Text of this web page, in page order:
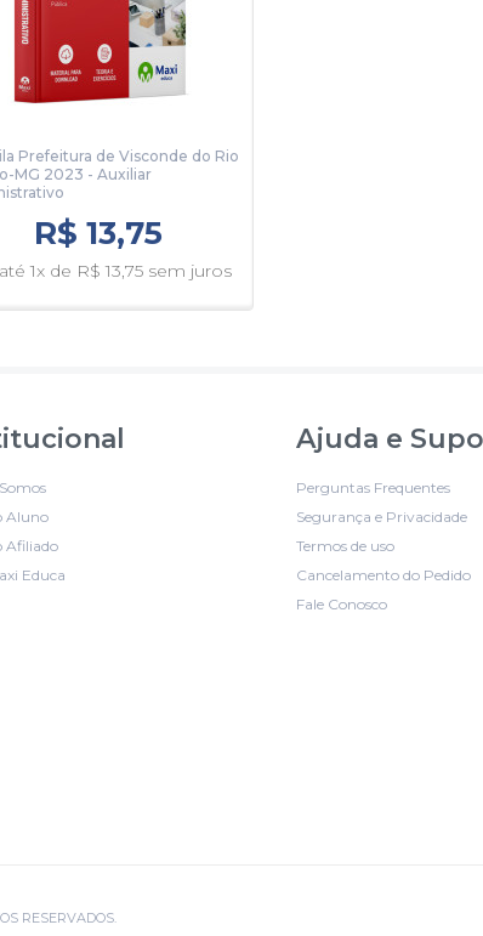
Prefeitura de Visconde do Rio
MG 2023 - Auxiliar
R$ 13,75
1x de R$ 13,75 sem juros
Aluno
Afiliado
Educa
Ajuda e
Perguntas Frequentes
Segurança e Privacidade
Termos de uso
Cancelamento do Pedido
Fale Conosco
RESERVADOS.